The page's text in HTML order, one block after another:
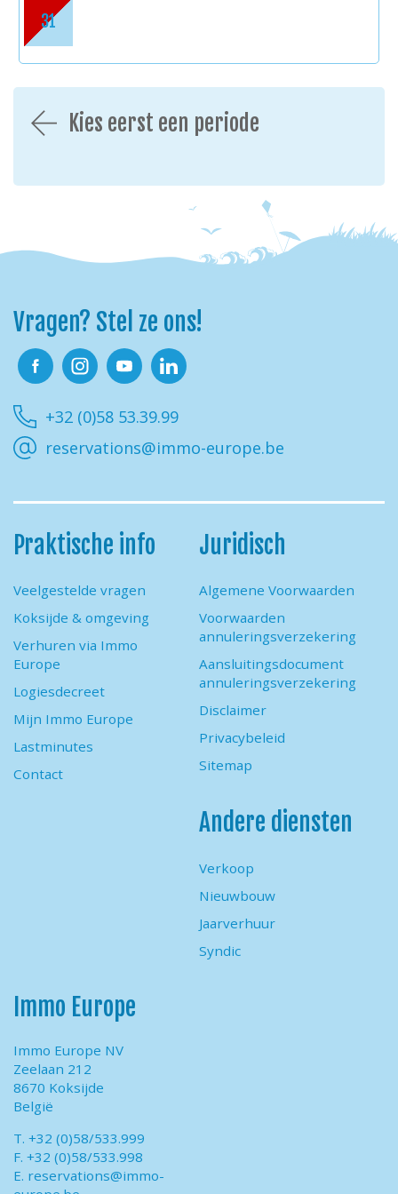
31
Kies eerst een periode
Vragen? Stel ze ons!
+32 (0)58 53.39.99
reservations@immo-europe.be
Praktische info
Veelgestelde vragen
Koksijde & omgeving
Verhuren via Immo
Europe
Logiesdecreet
Mijn Immo Europe
Lastminutes
Contact
Juridisch
Algemene Voorwaarden
Voorwaarden
annuleringsverzekering
Aansluitingsdocument
annuleringsverzekering
Disclaimer
Privacybeleid
Sitemap
Andere diensten
Verkoop
Nieuwbouw
Jaarverhuur
Syndic
Immo Europe
Immo Europe NV
Zeelaan 212
8670 Koksijde
België
T. +32 (0)58/533.999
F. +32 (0)58/533.998
E. reservations@immo-